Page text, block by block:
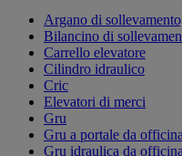
Argano di
Bilancino di
Carrello elevatore
Cilindro idraulico
Cric
Elevatori di merci
Gru
Gru a portale da officina
Gru idraulica da officina